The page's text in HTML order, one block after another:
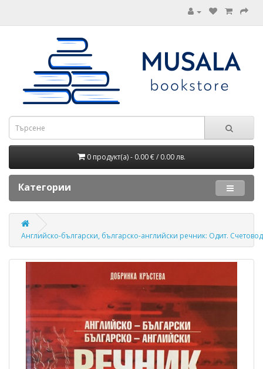
0 продукт(а) - 0.00 € / 0.00 лв.
Категории
Английско-български, българско-английски речник: Одит.